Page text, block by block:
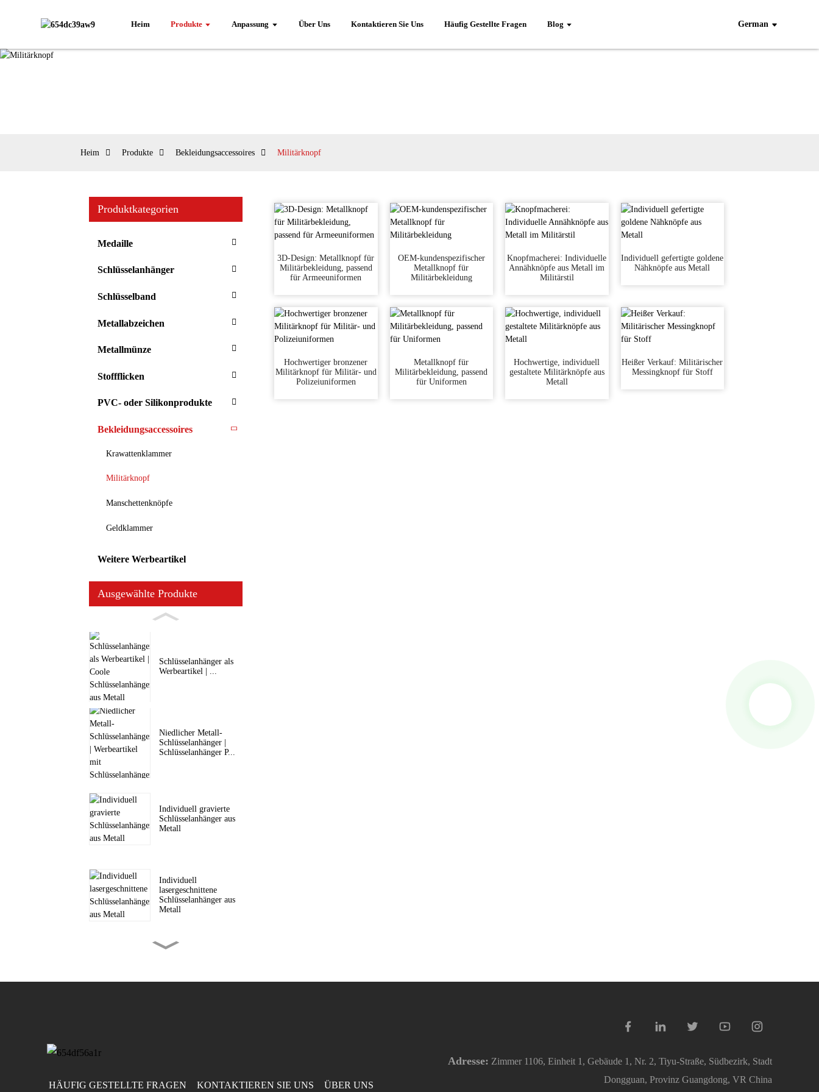
Heim Produkte Anpassung Über Uns Kontaktieren Sie Uns Häufig Gestellte Fragen Blog German
Heim Produkte Bekleidungsaccessoires Militärknopf
Produktkategorien
Medaille
Schlüsselanhänger
Schlüsselband
Metallabzeichen
Metallmünze
Stoffflicken
PVC- oder Silikonprodukte
Bekleidungsaccessoires
Krawattenklammer
Militärknopf
Manschettenknöpfe
Geldklammer
Weitere Werbeartikel
Ausgewählte Produkte
Schlüsselanhänger als
Werbeartikel | ...
Niedlicher Metall-
Schlüsselanhänger |
Schlüsselanhänger P...
Individuell gravierte
Schlüsselanhänger aus
Metall
Individuell
lasergeschnittene
Schlüsselanhänger aus
Metall
3D-Design: Metallknopf für
Militärbekleidung, passend
für Armeeuniformen
OEM-kundenspezifischer
Metallknopf für
Militärbekleidung
Knopfmacherei: Individuelle
Annähknöpfe aus Metall im
Militärstil
Individuell gefertigte goldene
Nähknöpfe aus Metall
Hochwertiger bronzener
Militärknopf für Militär- und
Polizeiuniformen
Metallknopf für
Militärbekleidung, passend
für Uniformen
Hochwertige, individuell
gestaltete Militärknöpfe aus
Metall
Heißer Verkauf: Militärischer
Messingknopf für Stoff
HÄUFIG GESTELLTE FRAGEN KONTAKTIEREN SIE UNS ÜBER UNS
Adresse: Zimmer 1106, Einheit 1, Gebäude 1, Nr. 2, Tiyu-Straße, Südbezirk, Stadt
Dongguan, Provinz Guangdong, VR China